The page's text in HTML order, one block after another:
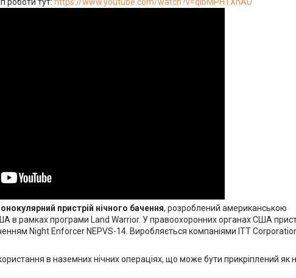
пристрій нічного бачення, розроблений американською
в рамках програми Land Warrior. У правоохоронних органах США
Night Enforcer NEPVS-14. Виробляється компаніями ITT
в наземних нічних операціях, що може бути прикріплений як